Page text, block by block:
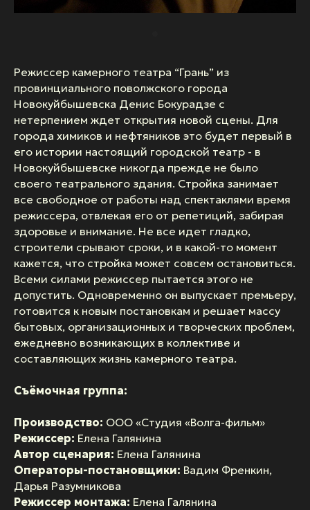
Режиссер камерного театра “Грань” из
провинциального поволжского города
Новокуйбышевска Денис Бокурадзе с
нетерпением ждет открытия новой сцены. Для
города химиков и нефтяников это будет первый в
его истории настоящий городской театр - в
Новокуйбышевске никогда прежде не было
своего театрального здания. Стройка занимает
все свободное от работы над спектаклями время
режиссера, отвлекая его от репетиций, забирая
здоровье и внимание. Не все идет гладко,
строители срывают сроки, и в какой-то момент
кажется, что стройка может совсем остановиться.
Всеми силами режиссер пытается этого не
допустить. Одновременно он выпускает премьеру,
готовится к новым постановкам и решает массу
бытовых, организационных и творческих проблем,
ежедневно возникающих в коллективе и
составляющих жизнь камерного театра.
Съёмочная группа:
Производство: ООО «Студия «Волга-фильм»
Режиссер: Елена Галянина
Автор сценария: Елена Галянина
Операторы-постановщики: Вадим Френкин,
Дарья Разумникова
Режиссер монтажа: Елена Галянина